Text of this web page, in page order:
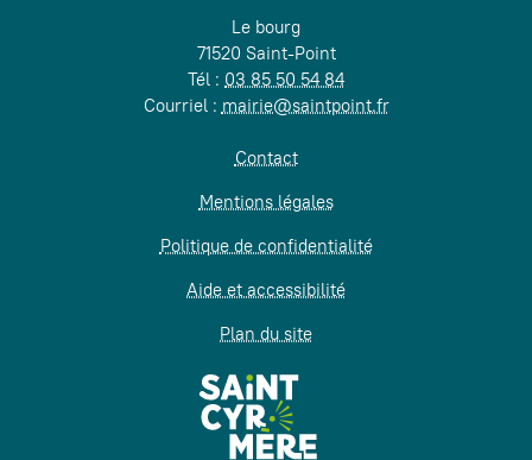
Le bourg
71520 Saint-Point
Tél : 03 85 50 54 84
Courriel : mairie@saintpoint.fr
Contact
Mentions légales
Politique de confidentialité
Aide et accessibilité
Plan du site